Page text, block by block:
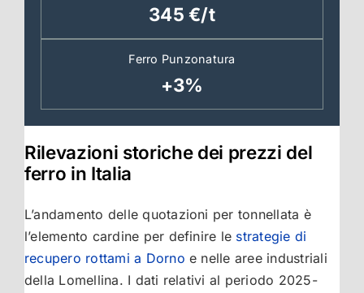
345 €/t
Ferro Punzonatura
+3%
Rilevazioni storiche dei prezzi del
ferro in Italia
L’andamento delle quotazioni per tonnellata è
l’elemento cardine per definire le strategie di
recupero rottami a Dorno e nelle aree industriali
della Lomellina. I dati relativi al periodo 2025-